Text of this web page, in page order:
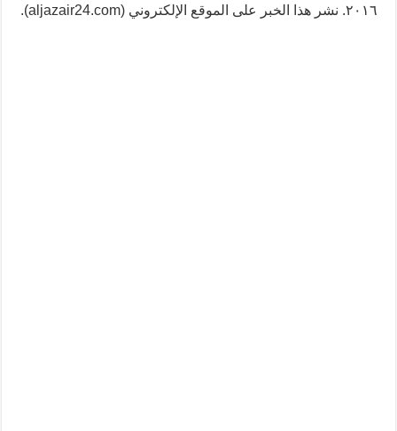
٢٠١٦. نشر هذا الخبر على الموقع الإلكتروني (aljazair24.com).